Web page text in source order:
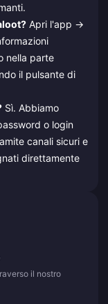
Apri l'app →
nella parte
il pulsante di
Sì. Abbiamo
o login
canali sicuri e
direttamente
il nostro